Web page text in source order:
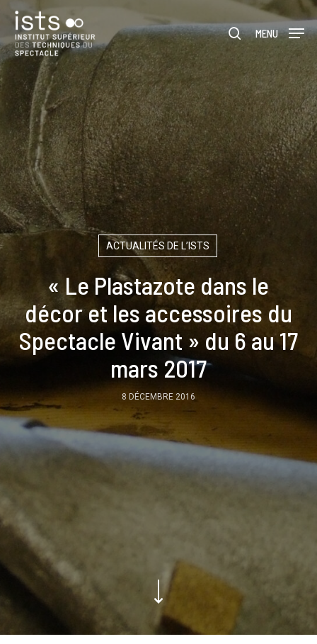
main
content
rechercher
MENU
ACTUALITÉS DE L’ISTS
« Le Plastazote dans le
décor et les accessoires du
Spectacle Vivant » du 6 au 17
mars 2017
8 DÉCEMBRE 2016
Menu